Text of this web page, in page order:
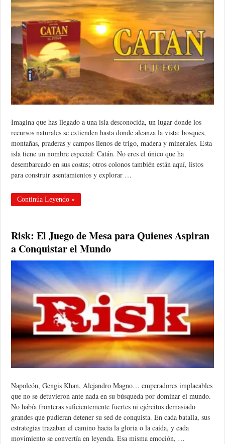
Imagina que has llegado a una isla desconocida, un lugar donde los
recursos naturales se extienden hasta donde alcanza la vista: bosques,
montañas, praderas y campos llenos de trigo, madera y minerales. Esta
isla tiene un nombre especial: Catán. No eres el único que ha
desembarcado en sus costas; otros colonos también están aquí, listos
para construir asentamientos y explorar …
Continúa Leyendo »
Risk: El Juego de Mesa para Quienes Aspiran
a Conquistar el Mundo
Napoleón, Gengis Khan, Alejandro Magno… emperadores implacables
que no se detuvieron ante nada en su búsqueda por dominar el mundo.
No había fronteras suficientemente fuertes ni ejércitos demasiado
grandes que pudieran detener su sed de conquista. En cada batalla, sus
estrategias trazaban el camino hacia la gloria o la caída, y cada
movimiento se convertía en leyenda. Esa misma emoción, …